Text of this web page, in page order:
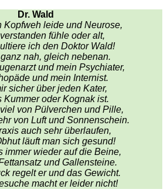
Dr. Wald
Kopfweh leide und Neurose,
fühle oder alt,
ich den Doktor Wald!
nah, gleich nebenan.
und mein Psychiater,
und mein Internist.
sicher über jeden Kater,
Kummer oder Kognak ist.
von Pülverchen und Pille,
von Luft und Sonnenschein.
auch sehr überlaufen,
läuft man sich gesund!
immer wieder auf die Beine,
und Gallensteine.
regelt er und das Gewicht.
macht er leider nicht!